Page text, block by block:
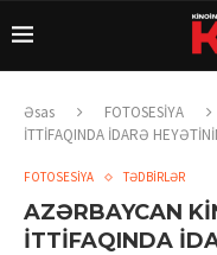
Əsas FOTOSESİYA
İTTİFAQINDA İDARƏ
FOTOSESİYA TƏDBİRLƏR
AZƏRBAYCAN
İTTİFAQINDA